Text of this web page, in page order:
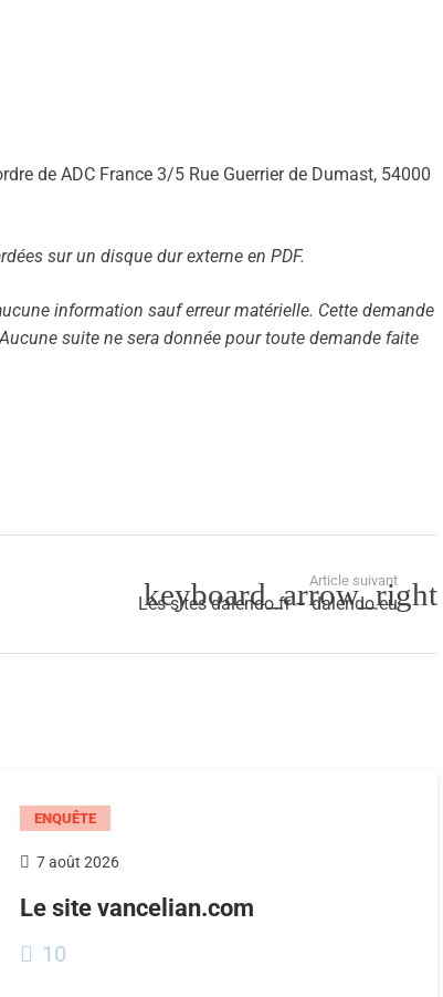
de ADC France 3/5 Rue Guerrier de Dumast, 54000
sur un disque dur externe en PDF.
information sauf erreur matérielle. Cette demande
suite ne sera donnée pour toute demande faite
Article suivant
Les sites dalendo.fr – dalendo.eu
ENQUÊTE
7 août 2026
Le site vancelian.com
10